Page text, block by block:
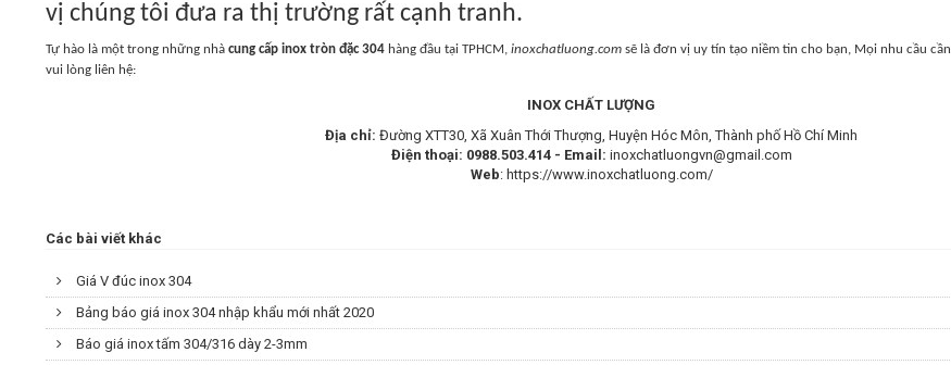
vị chúng tôi đưa ra thị trường rất cạnh tranh.
Tự hào là một trong những nhà cung cấp inox tròn đặc 304 hàng đầu tại TPHCM, inoxchatluong.com sẽ là đơn vị uy tín tạo niềm tin cho bạn, Mọi nhu cầu cần
vui lòng liên hệ:
INOX CHẤT LƯỢNG
Địa chỉ: Đường XTT30, Xã Xuân Thới Thượng, Huyện Hóc Môn, Thành phố Hồ Chí Minh
Điện thoại: 0988.503.414 - Email: inoxchatluongvn@gmail.com
Web: https://www.inoxchatluong.com/
Các bài viết khác
Giá V đúc inox 304
Bảng báo giá inox 304 nhập khẩu mới nhất 2020
Báo giá inox tấm 304/316 dày 2-3mm